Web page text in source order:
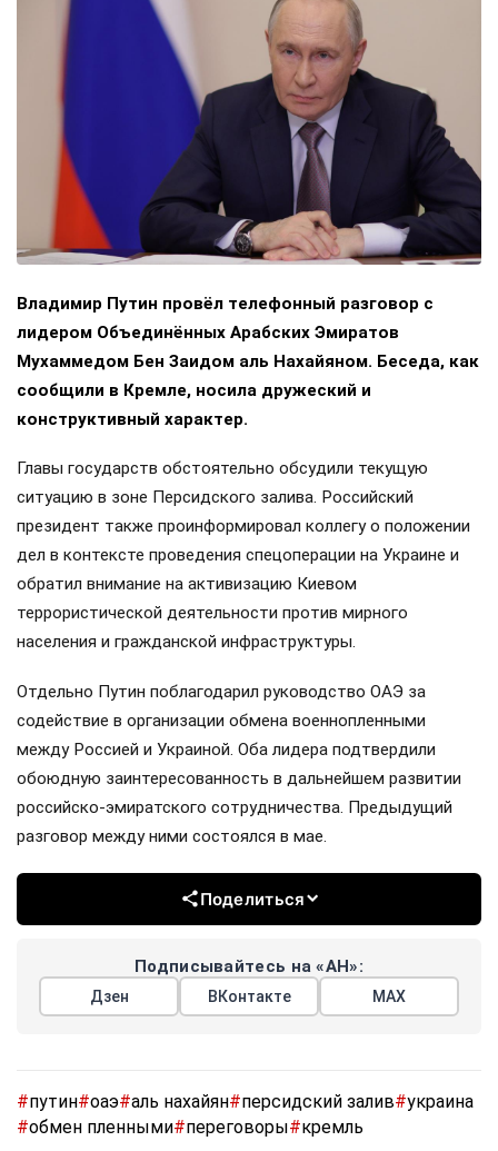
Владимир Путин провёл телефонный разговор с
лидером Объединённых Арабских Эмиратов
Мухаммедом Бен Заидом аль Нахайяном. Беседа, как
сообщили в Кремле, носила дружеский и
конструктивный характер.
Главы государств обстоятельно обсудили текущую
ситуацию в зоне Персидского залива. Российский
президент также проинформировал коллегу о положении
дел в контексте проведения спецоперации на Украине и
обратил внимание на активизацию Киевом
террористической деятельности против мирного
населения и гражданской инфраструктуры.
Отдельно Путин поблагодарил руководство ОАЭ за
содействие в организации обмена военнопленными
между Россией и Украиной. Оба лидера подтвердили
обоюдную заинтересованность в дальнейшем развитии
российско-эмиратского сотрудничества. Предыдущий
разговор между ними состоялся в мае.
Поделиться
Подписывайтесь на «АН»:
Дзен ВКонтакте МАХ
#путин#оаэ#аль нахайян#персидский залив#украина
#обмен пленными#переговоры#кремль